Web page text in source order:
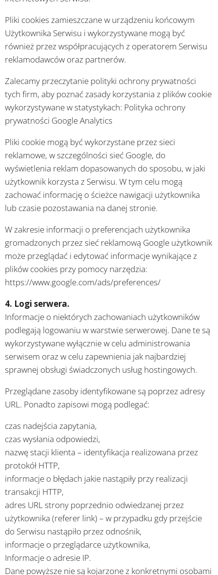
Pliki cookies zamieszczane w urządzeniu końcowym
Użytkownika Serwisu i wykorzystywane mogą być
również przez współpracujących z operatorem Serwisu
reklamodawców oraz partnerów.
Zalecamy przeczytanie polityki ochrony prywatności
tych firm, aby poznać zasady korzystania z plików cookie
wykorzystywane w statystykach: Polityka ochrony
prywatności Google Analytics
Pliki cookie mogą być wykorzystane przez sieci
reklamowe, w szczególności sieć Google, do
wyświetlenia reklam dopasowanych do sposobu, w jaki
użytkownik korzysta z Serwisu. W tym celu mogą
zachować informację o ścieżce nawigacji użytkownika
lub czasie pozostawania na danej stronie.
W zakresie informacji o preferencjach użytkownika
gromadzonych przez sieć reklamową Google użytkownik
może przeglądać i edytować informacje wynikające z
plików cookies przy pomocy narzędzia:
https://www.google.com/ads/preferences/
4. Logi serwera.
Informacje o niektórych zachowaniach użytkowników
podlegają logowaniu w warstwie serwerowej. Dane te są
wykorzystywane wyłącznie w celu administrowania
serwisem oraz w celu zapewnienia jak najbardziej
sprawnej obsługi świadczonych usług hostingowych.
Przeglądane zasoby identyfikowane są poprzez adresy
URL. Ponadto zapisowi mogą podlegać:
czas nadejścia zapytania,
czas wysłania odpowiedzi,
nazwę stacji klienta – identyfikacja realizowana przez
protokół HTTP,
informacje o błędach jakie nastąpiły przy realizacji
transakcji HTTP,
adres URL strony poprzednio odwiedzanej przez
użytkownika (referer link) – w przypadku gdy przejście
do Serwisu nastąpiło przez odnośnik,
informacje o przeglądarce użytkownika,
Informacje o adresie IP.
Dane powyższe nie są kojarzone z konkretnymi osobami